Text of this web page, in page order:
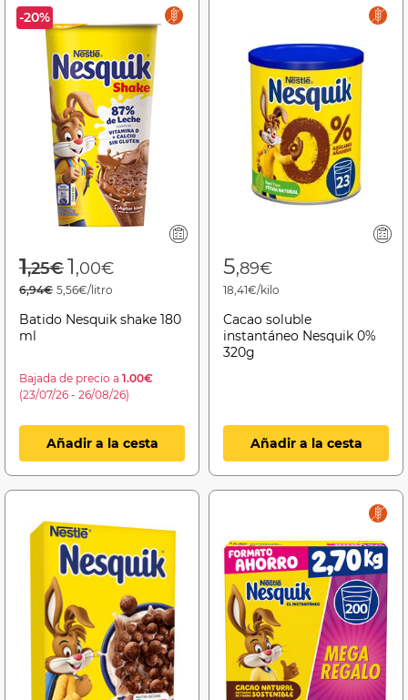
-20%
Price reduced from
1,25€to
1,00€
6,94€ 5,56€/litro
Batido Nesquik shake 180
ml
Bajada de precio a 1.00€
(23/07/26 - 26/08/26)
Añadir a la cesta
5,89€
18,41€/kilo
Cacao soluble
instantáneo Nesquik 0%
320g
Añadir a la cesta